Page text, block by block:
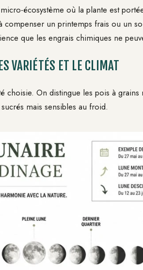
écosystème où la plante est
un printemps frais ou un
que les engrais chimiques ne
VARIÉTÉS ET LE CLIMAT
choisie. On distingue les pois à grains
mais sensibles au froid.